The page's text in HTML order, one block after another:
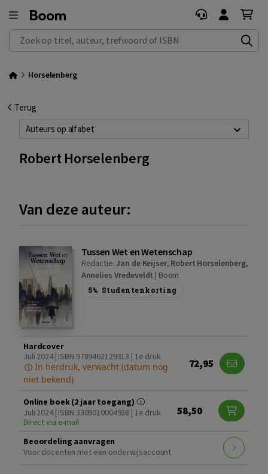
Zoek op titel, auteur, trefwoord of ISBN
Horselenberg
Terug
Auteurs op alfabet
Robert Horselenberg
Van deze auteur:
Tussen Wet en Wetenschap
Redactie:Jan de Keijser, Robert Horselenberg,
Annelies Vredeveldt | Boom
5% Studentenkorting
Hardcover
Juli 2024 | ISBN 9789462129313 | 1e druk
In herdruk, verwacht (datum nog
niet bekend)
72,95
Online boek (2 jaar toegang)
Juli 2024 | ISBN 3309010004938 | 1e druk
Direct via e-mail
58,50
Beoordeling aanvragen
Voor docenten met een onderwijsaccount